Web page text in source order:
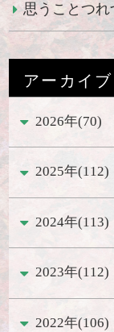
思うことつれ
アーカイブ
2026年(70)
2025年(112)
2024年(113)
2023年(112)
2022年(106)